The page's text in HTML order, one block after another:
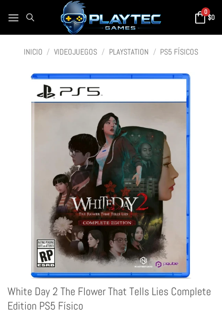
0
$0
INICIO / VIDEOJUEGOS / PLAYSTATION / PS5 FÍSICOS
White Day 2 The Flower That Tells Lies Complete
Edition PS5 Físico